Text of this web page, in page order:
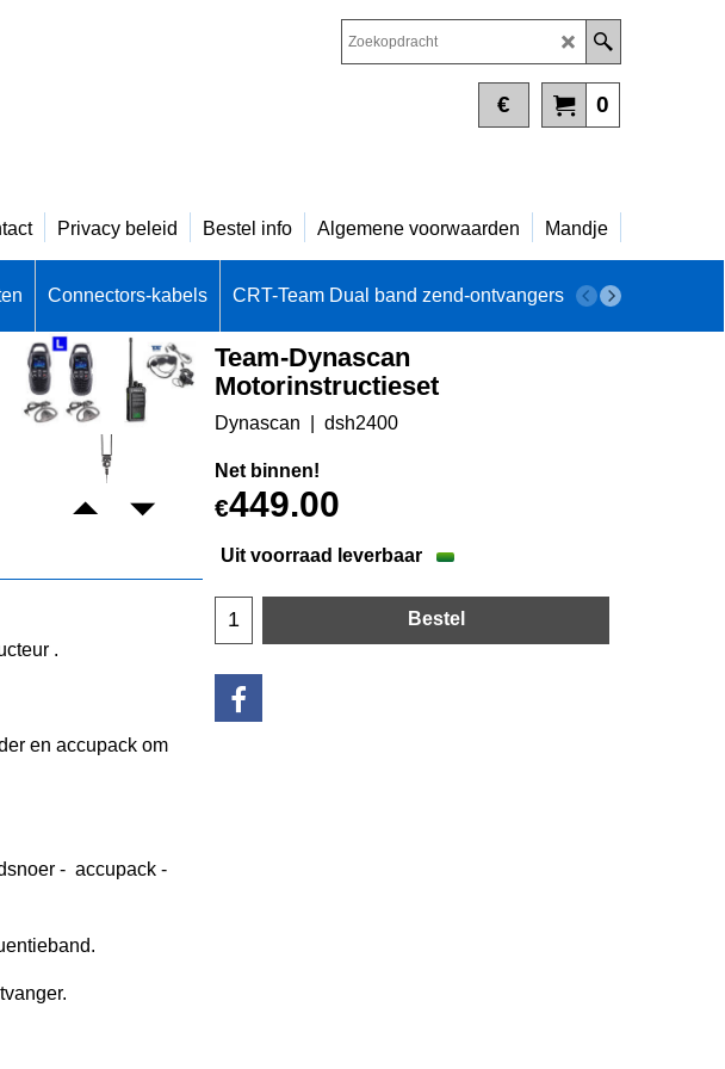
0
€
Privacy beleid Bestel info Algemene voorwaarden Mandje
Connectors-kabels CRT-Team Dual band zend-ontvangers DAB+ -
Team-Dynascan
Motorinstructieset
Dynascan dsh2400
Net binnen!
€449.00
Uit voorraad leverbaar
Bestel
.
en accupack om
- accupack -